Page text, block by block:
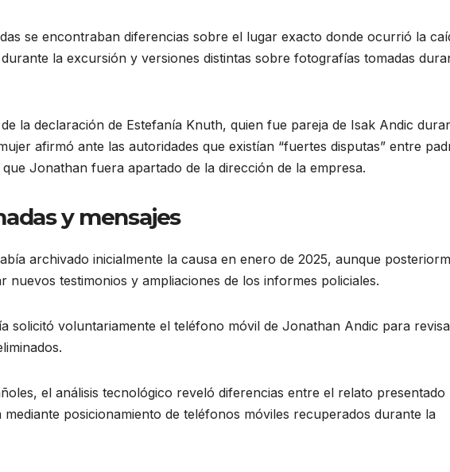
se encontraban diferencias sobre el lugar exacto donde ocurrió la
la excursión y versiones distintas sobre fotografías tomadas
la declaración de Estefanía Knuth, quien fue pareja de Isak Andic
afirmó ante las autoridades que existían “fuertes disputas” entre
Jonathan fuera apartado de la dirección de la empresa.
y mensajes
archivado inicialmente la causa en enero de 2025, aunque
testimonios y ampliaciones de los informes policiales.
solicitó voluntariamente el teléfono móvil de Jonathan Andic para
el análisis tecnológico reveló diferencias entre el relato
posicionamiento de teléfonos móviles recuperados durante la